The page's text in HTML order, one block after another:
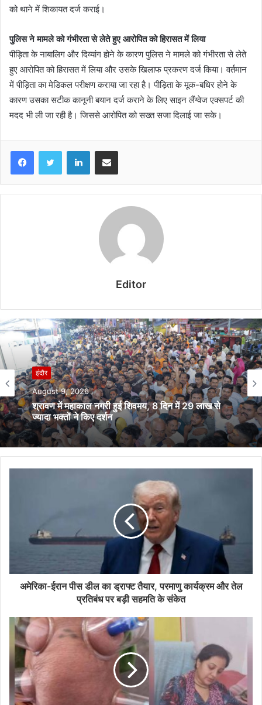
को थाने में शिकायत दर्ज कराई।
पुलिस ने मामले को गंभीरता से लेते हुए आरोपित को हिरासत में लिया
पीड़िता के नाबालिग और दिव्यांग होने के कारण पुलिस ने मामले को गंभीरता से लेते
हुए आरोपित को हिरासत में लिया और उसके खिलाफ प्रकरण दर्ज किया। वर्तमान
में पीड़िता का मेडिकल परीक्षण कराया जा रहा है। पीड़िता के मूक-बधिर होने के
कारण उसका सटीक कानूनी बयान दर्ज कराने के लिए साइन लैंग्वेज एक्सपर्ट की
मदद भी ली जा रही है। जिससे आरोपित को सख्त सजा दिलाई जा सके।
LinkedInShare via Email
Editor
इंदौर
August 9, 2026
श्रावण में महाकाल नगरी हुई शिवमय, 8 दिन में 29 लाख से
ज्यादा भक्तों ने किए दर्शन
अमेरिका-ईरान पीस डील का ड्राफ्ट तैयार, परमाणु कार्यक्रम और तेल
प्रतिबंध पर बड़ी सहमति के संकेत